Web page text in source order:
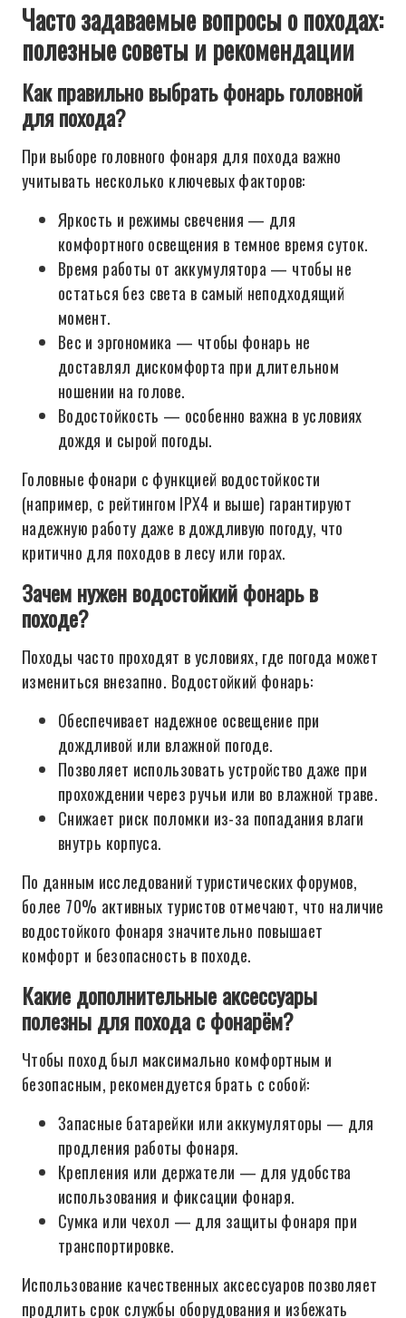
Часто задаваемые вопросы о походах:
полезные советы и рекомендации
Как правильно выбрать фонарь головной
для похода?
При выборе головного фонаря для похода важно
учитывать несколько ключевых факторов:
Яркость и режимы свечения — для
комфортного освещения в темное время суток.
Время работы от аккумулятора — чтобы не
остаться без света в самый неподходящий
момент.
Вес и эргономика — чтобы фонарь не
доставлял дискомфорта при длительном
ношении на голове.
Водостойкость — особенно важна в условиях
дождя и сырой погоды.
Головные фонари с функцией водостойкости
(например, с рейтингом IPX4 и выше) гарантируют
надежную работу даже в дождливую погоду, что
критично для походов в лесу или горах.
Зачем нужен водостойкий фонарь в
походе?
Походы часто проходят в условиях, где погода может
измениться внезапно. Водостойкий фонарь:
Обеспечивает надежное освещение при
дождливой или влажной погоде.
Позволяет использовать устройство даже при
прохождении через ручьи или во влажной траве.
Снижает риск поломки из-за попадания влаги
внутрь корпуса.
По данным исследований туристических форумов,
более 70% активных туристов отмечают, что наличие
водостойкого фонаря значительно повышает
комфорт и безопасность в походе.
Какие дополнительные аксессуары
полезны для похода с фонарём?
Чтобы поход был максимально комфортным и
безопасным, рекомендуется брать с собой:
Запасные батарейки или аккумуляторы — для
продления работы фонаря.
Крепления или держатели — для удобства
использования и фиксации фонаря.
Сумка или чехол — для защиты фонаря при
транспортировке.
Использование качественных аксессуаров позволяет
продлить срок службы оборудования и избежать